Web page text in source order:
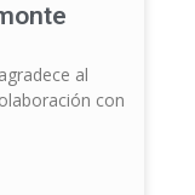
al
con